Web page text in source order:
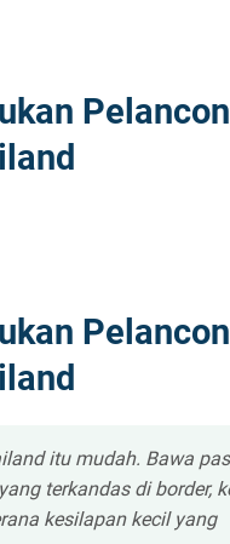
itu mudah. Bawa
terkandas di border,
kesilapan kecil yang